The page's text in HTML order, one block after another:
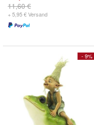
11,60 €
+ 5,95 € Versand
- 9%